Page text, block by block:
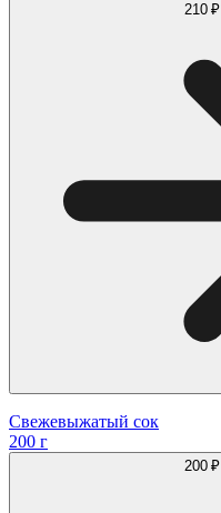
210 ₽
Свежевыжатый сок
200 г
200 ₽